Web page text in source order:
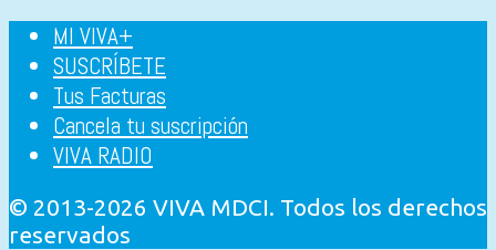
MI VIVA+
SUSCRÍBETE
Tus Facturas
Cancela tu suscripción
VIVA RADIO
© 2013-2026 VIVA MDCI. Todos los derechos
reservados